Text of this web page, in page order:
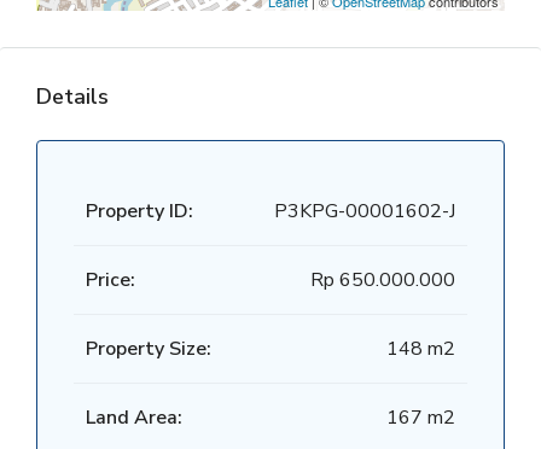
Details
Property ID: P3KPG-00001602-J
Price: Rp 650.000.000
Property Size: 148 m2
Land Area: 167 m2